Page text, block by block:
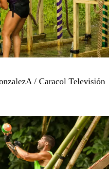
/ Caracol Televisión